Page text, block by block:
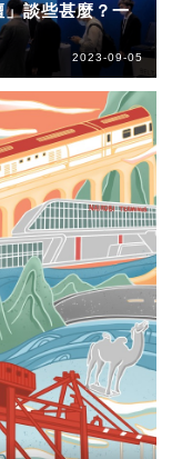
談些甚麼？一
2023-09-05